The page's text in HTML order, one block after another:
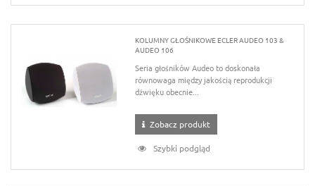
KOLUMNY GŁOŚNIKOWE ECLER AUDEO 103 &
AUDEO 106
Seria głośników Audeo to doskonała
równowaga między jakością reprodukcji
dźwięku obecnie...
Zobacz produkt
Szybki podgląd